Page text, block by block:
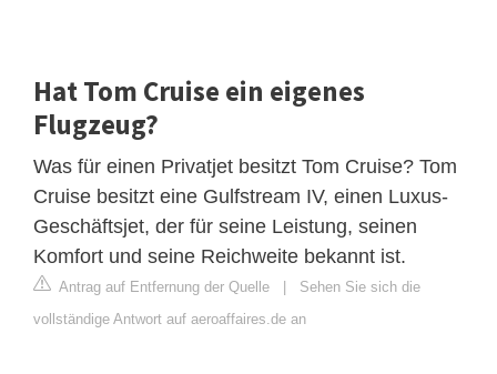
Hat Tom Cruise ein eigenes
Flugzeug?
Was für einen Privatjet besitzt Tom Cruise? Tom
Cruise besitzt eine Gulfstream IV, einen Luxus-
Geschäftsjet, der für seine Leistung, seinen
Komfort und seine Reichweite bekannt ist.
Antrag auf Entfernung der Quelle | Sehen Sie sich die
vollständige Antwort auf aeroaffaires.de an